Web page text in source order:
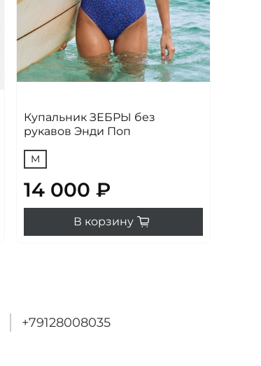
Купальник ЗЕБРЫ без
рукавов Энди Поп
M
14 000 ₽
В корзину
+79128008035